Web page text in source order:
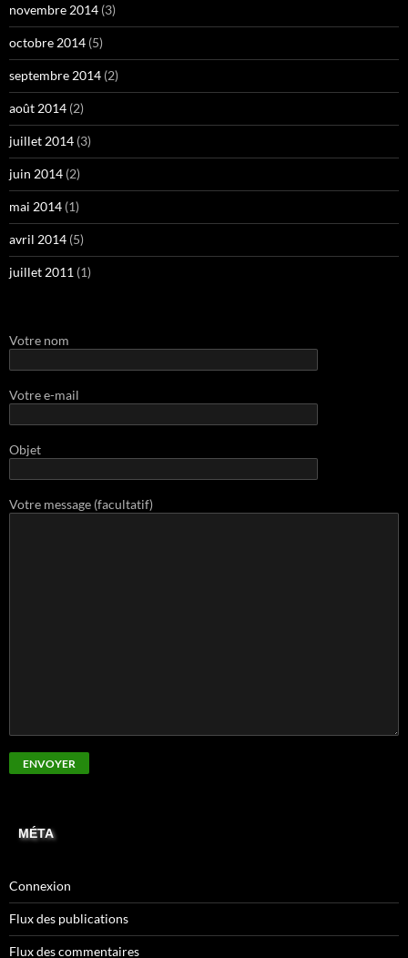
novembre 2014 (3)
octobre 2014 (5)
septembre 2014 (2)
août 2014 (2)
juillet 2014 (3)
juin 2014 (2)
mai 2014 (1)
avril 2014 (5)
juillet 2011 (1)
Votre nom
Votre e-mail
Objet
Votre message (facultatif)
MÉTA
Connexion
Flux des publications
Flux des commentaires